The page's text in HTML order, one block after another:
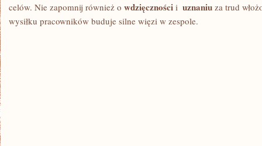
celów. Nie‍ zapomnij również o wdzięczności i ‍ uznaniu ‌za‌ trud
wysiłku ‍pracowników buduje silne więzi ‍w⁣ zespole.